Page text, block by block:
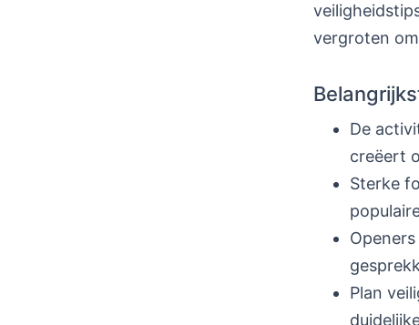
vergroten
De
creëert
Sterke
Plan